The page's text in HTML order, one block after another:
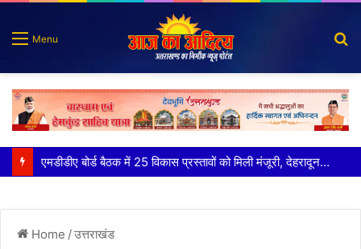
Menu
कृष्णा हाउसकीपिंग के मालिक दीपक जायसवाल विनोद नौटियाल आदि पर मुकदमा दर्ज
Home /उत्तराखंड